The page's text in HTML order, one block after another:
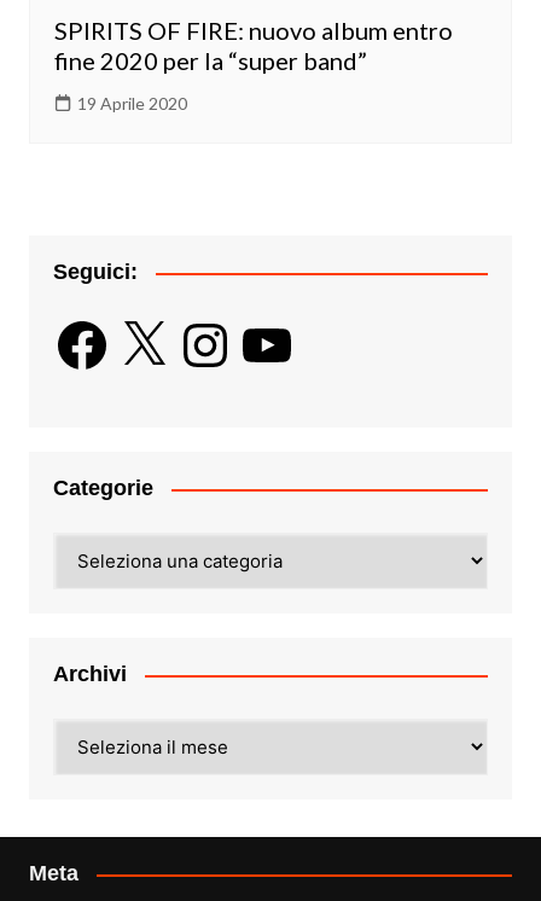
SPIRITS OF FIRE: nuovo album entro
fine 2020 per la “super band”
19 Aprile 2020
Seguici:
Facebook
X InstagramYouTube
Categorie
Archivi
Meta